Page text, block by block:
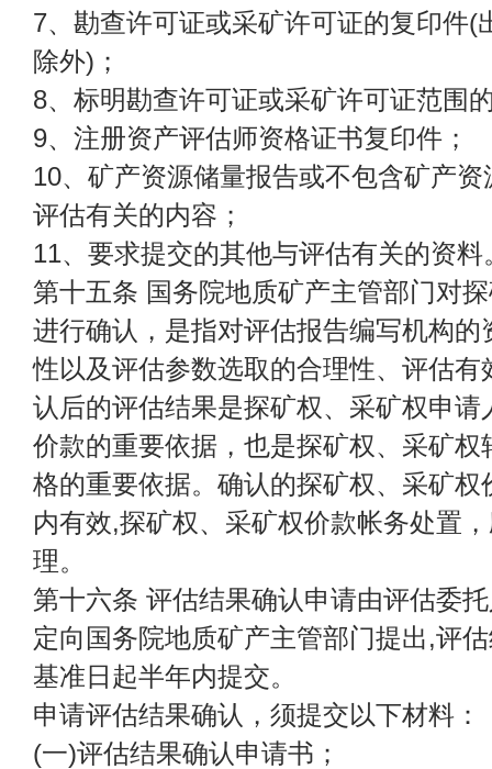
7、勘查许可证或采矿许可证的复印件(
除外)；
8、标明勘查许可证或采矿许可证范围
9、注册资产评估师资格证书复印件；
10、矿产资源储量报告或不包含矿产
评估有关的内容；
11、要求提交的其他与评估有关的资料
第十五条 国务院地质矿产主管部门对
进行确认，是指对评估报告编写机构
性以及评估参数选取的合理性、评估
认后的评估结果是探矿权、采矿权申
价款的重要依据，也是探矿权、采矿
格的重要依据。确认的探矿权、采矿
内有效,探矿权、采矿权价款帐务处置
理。
第十六条 评估结果确认申请由评估委
定向国务院地质矿产主管部门提出,评
基准日起半年内提交。
申请评估结果确认，须提交以下材料：
(一)评估结果确认申请书；